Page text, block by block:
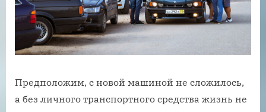
Предположим, с новой машиной не сложилось,
а без личного транспортного средства жизнь не